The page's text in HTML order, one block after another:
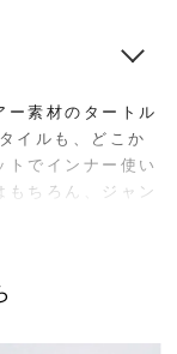
ー素材のタートル
イルも、どこか
でインナー使い
もちろん、ジャン